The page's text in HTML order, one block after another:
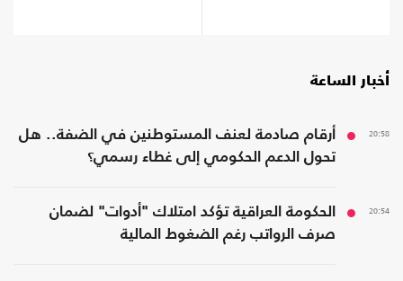
أخبار الساعة
20:58
أرقام صادمة لعنف المستوطنين في الضفة.. هل
تحول الدعم الحكومي إلى غطاء رسمي؟
20:54
الحكومة العراقية تؤكد امتلاك "أدوات" لضمان
صرف الرواتب رغم الضغوط المالية